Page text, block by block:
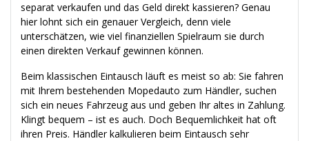
separat verkaufen und das Geld direkt kassieren? Genau
hier lohnt sich ein genauer Vergleich, denn viele
unterschätzen, wie viel finanziellen Spielraum sie durch
einen direkten Verkauf gewinnen können.
Beim klassischen Eintausch läuft es meist so ab: Sie fahren
mit Ihrem bestehenden Mopedauto zum Händler, suchen
sich ein neues Fahrzeug aus und geben Ihr altes in Zahlung.
Klingt bequem – ist es auch. Doch Bequemlichkeit hat oft
ihren Preis. Händler kalkulieren beim Eintausch sehr